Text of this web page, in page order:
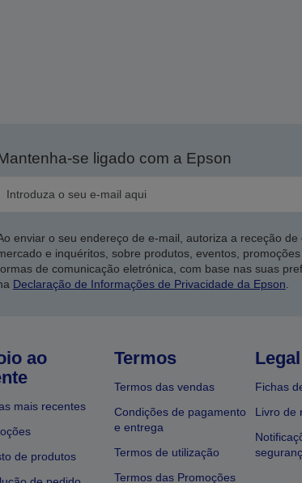
se ligado com a Epson
enviar o seu endereço de e-mail, autoriza a receção
e inquéritos, sobre produtos, eventos,
de comunicação eletrónica, com base nas suas
Declaração de Informações de Privacidade da Epson
ao
mais recentes
de produtos
Termos
Termos das vendas
Condições de pagamento
e entrega
Termos de utilização
Termos das Promoções
Legal
Fichas
Livro de